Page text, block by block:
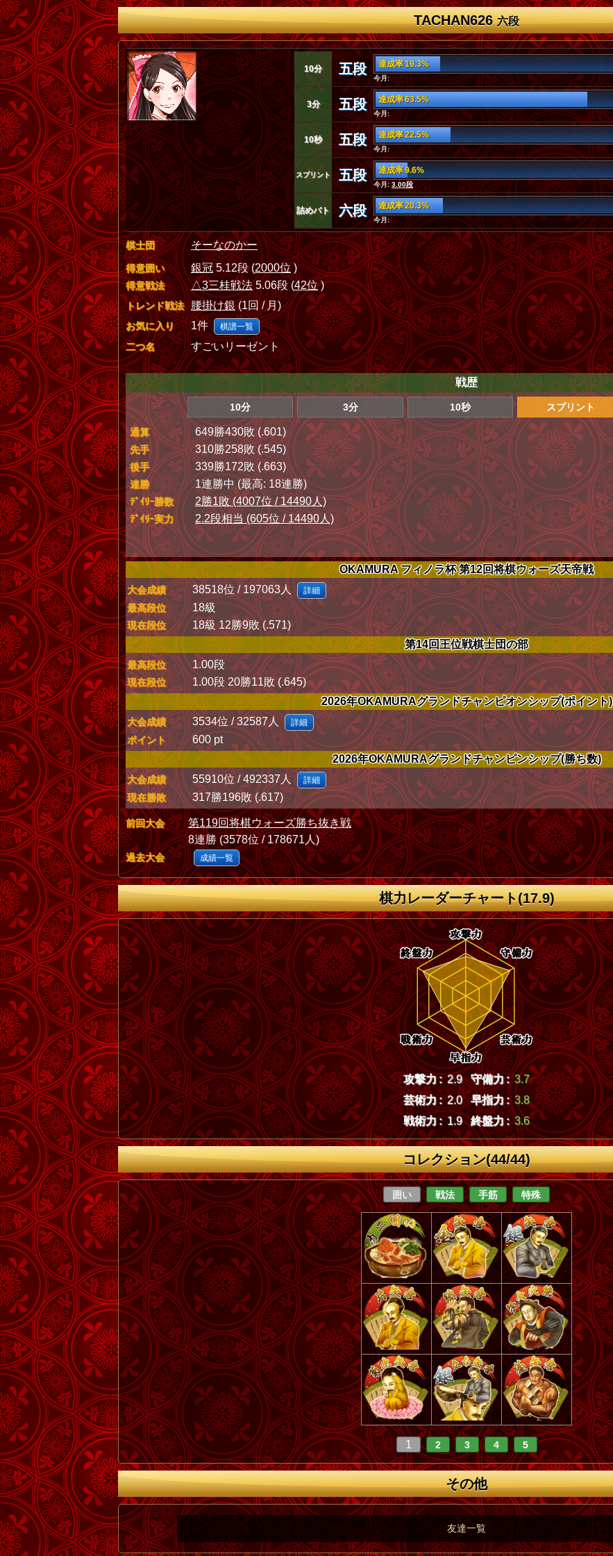
TACHAN626六段
10分 五段 達成率 19.3%
今月:
3分 五段 達成率 63.5%
今月:
10秒 五段 達成率 22.5%
今月:
スプリント 五段 達成率 9.6%
今月:3.00段
詰めバト 六段 達成率 20.3%
今月:
棋士団 そーなのかー
得意囲い 銀冠5.12段 (2000位 )
得意戦法 △3三桂戦法5.06段 (42位)
トレンド戦法 腰掛け銀(1回 / 月)
お気に入り 1件 棋譜一覧
二つ名 すごいリーゼント
戦歴
10分 3分 10秒 スプリント
通算 649勝430敗 (.601)
先手 310勝258敗 (.545)
後手 339勝172敗 (.663)
連勝 1連勝中 (最高: 18連勝)
ﾃﾞｲﾘｰ勝数 2勝1敗 (4007位 / 14490人)
ﾃﾞｲﾘｰ実力 2.2段相当 (605位 / 14490人)
OKAMURA フィノラ杯 第12回将棋ウォーズ天帝戦
大会成績 38518位 / 197063人 詳細
最高段位 18級
現在段位
18級 12勝9敗 (.571)
第14回王位戦棋士団の部
最高段位 1.00段
現在段位
1.00段 20勝11敗 (.645)
2026年OKAMURAグランドチャンピオンシップ(ポイント)
大会成績 3534位 / 32587人 詳細
ポイント
600 pt
2026年OKAMURAグランドチャンピンシップ(勝ち数)
大会成績 55910位 / 492337人 詳細
現在勝敗 317勝196敗 (.617)
前回大会
第119回将棋ウォーズ勝ち抜き戦
8連勝 (3578位 / 178671人)
過去大会 成績一覧
棋力レーダーチャート(17.9)
攻撃力 : 2.9 守備力 : 3.7
芸術力 : 2.0 早指力 : 3.8
戦術力 : 1.9 終盤力 : 3.6
コレクション(44/44)
囲い 戦法 手筋 特殊
1 2 3 4 5
その他
友達一覧